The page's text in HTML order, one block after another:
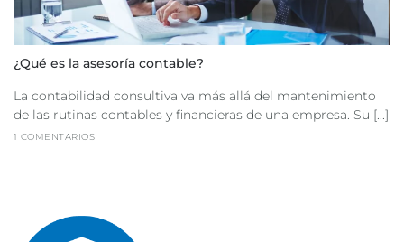
¿Qué es la asesoría contable?
La contabilidad consultiva va más allá del mantenimiento
de las rutinas contables y financieras de una empresa. Su [...]
1 COMENTARIOS